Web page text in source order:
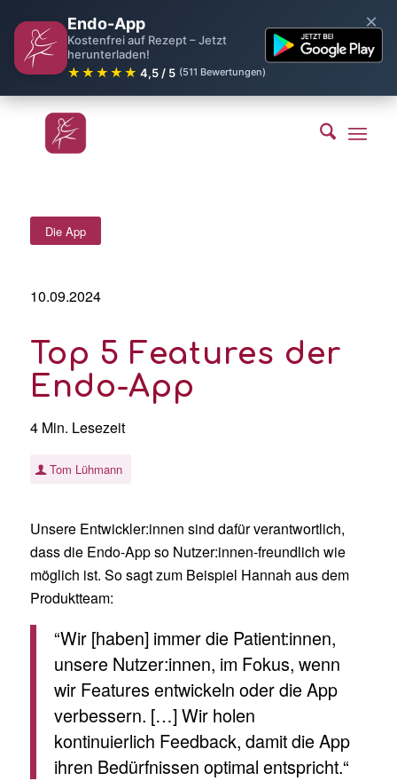
Endo-App
Kostenfrei auf Rezept – Jetzt
herunterladen!
★★★★★ 4,5 / 5 (511 Bewertungen)
×
Die App
10.09.2024
Top 5 Features der
Endo-App
4 Min. Lesezeit
Tom Lühmann
Unsere Entwickler:innen sind dafür verantwortlich,
dass die Endo-App so Nutzer:innen-freundlich wie
möglich ist. So sagt zum Beispiel Hannah aus dem
Produktteam:
“Wir [haben] immer die Patient:innen,
unsere Nutzer:innen, im Fokus, wenn
wir Features entwickeln oder die App
verbessern. […] Wir holen
kontinuierlich Feedback, damit die App
ihren Bedürfnissen optimal entspricht.“